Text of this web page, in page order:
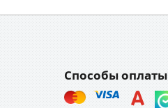
Способы оплаты